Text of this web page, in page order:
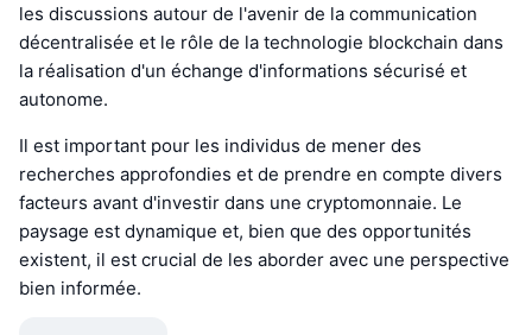
les discussions autour de l'avenir de la communication
décentralisée et le rôle de la technologie blockchain dans
la réalisation d'un échange d'informations sécurisé et
autonome.
Il est important pour les individus de mener des
recherches approfondies et de prendre en compte divers
facteurs avant d'investir dans une cryptomonnaie. Le
paysage est dynamique et, bien que des opportunités
existent, il est crucial de les aborder avec une perspective
bien informée.